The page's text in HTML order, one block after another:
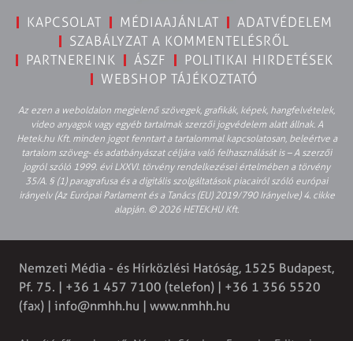
KAPCSOLAT MÉDIAAJÁNLAT
ADATVÉDELEM
SZABÁLYZAT A KOMMENTELÉSRŐL
PARTNEREINK
ÁSZF
POLITIKAI HIRDETÉSEK
WEBSHOP TÁJÉKOZTATÓ
Az ezen a weboldalon megjelenő szövegek, grafikák, képek, hangfelvételek,
video anyagok vagy egyéb tartalmak szerzői jogvédelem alatt állnak. A
Hetek.hu Kft. minden jogot fenntart a tartalommal kapcsolatosan, beleértve a
tartalom szöveg- és adatbányászat céljára való felhasználását is – A szerzői
jogról szóló 1999. évi LXXVI. törvény rendelkezései értelmében a törvény
35/A. § (1) paragrafusa és a digitális szolgáltatások piacairól szóló európai
irányelv (Az Európai Parlament és a Tanács (EU) 2019/790 Irányelve) 4. cikke
alapján. © 2026 HETEK.HU Kft.
Nemzeti Média - és Hírközlési Hatóság, 1525 Budapest,
Pf. 75. | +36 1 457 7100 (telefon) | +36 1 356 5520
(fax) | info@nmhh.hu | www.nmhh.hu